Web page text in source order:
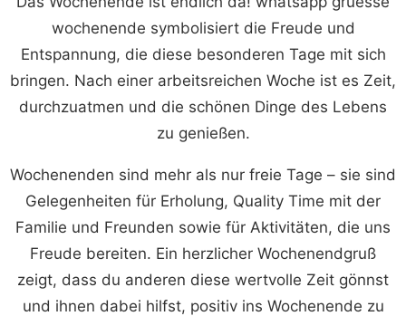
wochenende symbolisiert die Freude und
Entspannung, die diese besonderen Tage mit sich
bringen. Nach einer arbeitsreichen Woche ist es Zeit,
durchzuatmen und die schönen Dinge des Lebens
zu genießen.
Wochenenden sind mehr als nur freie Tage – sie sind
Gelegenheiten für Erholung, Quality Time mit der
Familie und Freunden sowie für Aktivitäten, die uns
Freude bereiten. Ein herzlicher Wochenendgruß
zeigt, dass du anderen diese wertvolle Zeit gönnst
und ihnen dabei hilfst, positiv ins Wochenende zu